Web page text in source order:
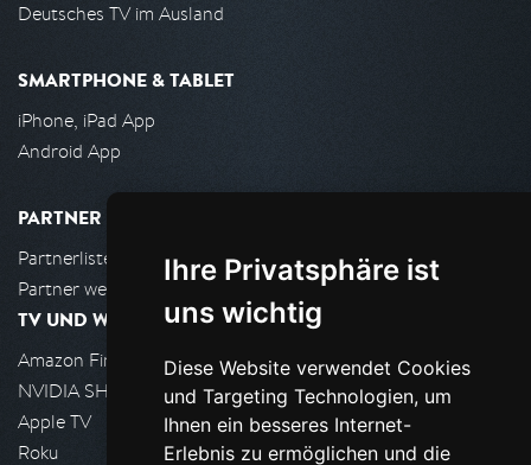
Ihre Privatsphäre ist
uns wichtig
Diese Website verwendet Cookies
und Targeting Technologien, um
Ihnen ein besseres Internet-
Erlebnis zu ermöglichen und die
Deutsches TV im Ausland
SMARTPHONE & TABLET
iPhone, iPad App
Android App
PARTNER
Partnerliste
Partner werden
TV UND WOHNZIMMER
Amazon FireTV
NVIDIA SHIELD, Google TV
Apple TV
Roku